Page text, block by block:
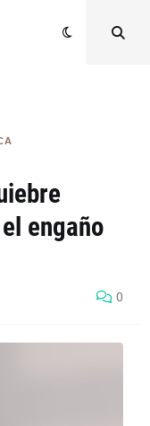
engaño
0